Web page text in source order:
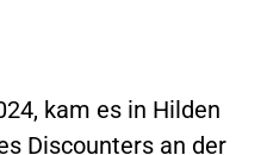
kam es in Hilden
Discounters an der